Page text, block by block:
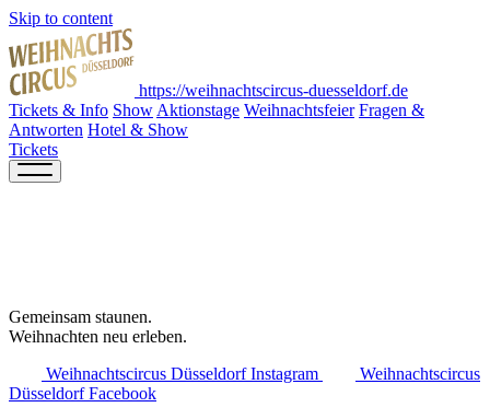
Skip to content
https://weihnachtscircus-duesseldorf.de
Tickets & Info Show Aktionstage Weihnachtsfeier Fragen &
Antworten Hotel & Show
Tickets
Gemeinsam staunen.
Weihnachten neu erleben.
Weihnachtscircus Düsseldorf Instagram
Weihnachtscircus
Düsseldorf Facebook